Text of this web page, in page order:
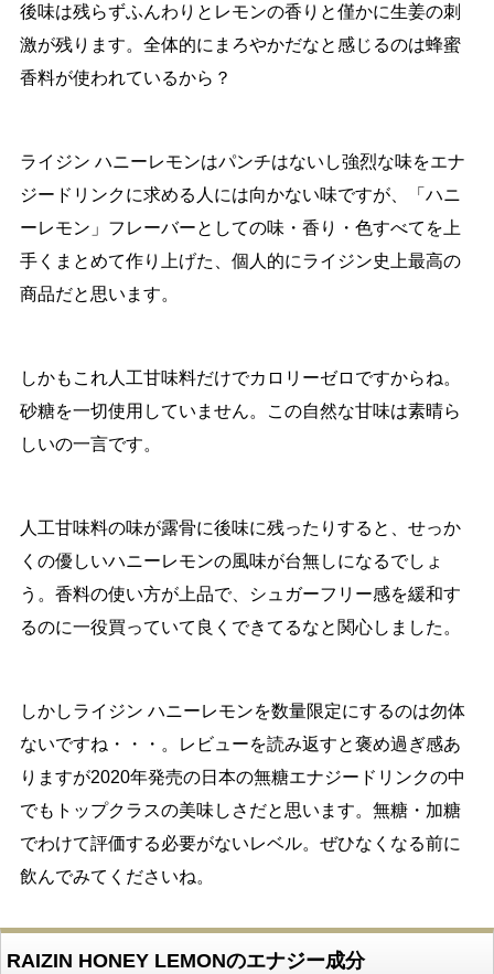
後味は残らずふんわりとレモンの香りと僅かに生姜の刺
激が残ります。全体的にまろやかだなと感じるのは蜂蜜
香料が使われているから？
ライジン ハニーレモンはパンチはないし強烈な味をエナ
ジードリンクに求める人には向かない味ですが、「ハニ
ーレモン」フレーバーとしての味・香り・色すべてを上
手くまとめて作り上げた、個人的にライジン史上最高の
商品だと思います。
しかもこれ人工甘味料だけでカロリーゼロですからね。
砂糖を一切使用していません。この自然な甘味は素晴ら
しいの一言です。
人工甘味料の味が露骨に後味に残ったりすると、せっか
くの優しいハニーレモンの風味が台無しになるでしょ
う。香料の使い方が上品で、シュガーフリー感を緩和す
るのに一役買っていて良くできてるなと関心しました。
しかしライジン ハニーレモンを数量限定にするのは勿体
ないですね・・・。レビューを読み返すと褒め過ぎ感あ
りますが2020年発売の日本の無糖エナジードリンクの中
でもトップクラスの美味しさだと思います。無糖・加糖
でわけて評価する必要がないレベル。ぜひなくなる前に
飲んでみてくださいね。
RAIZIN HONEY LEMONのエナジー成分